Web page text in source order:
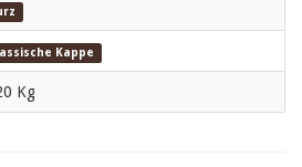
Kappe
Kg